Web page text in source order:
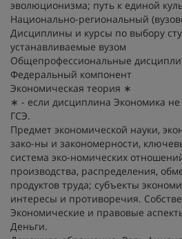
эволюционизма; путь к единой
Национально-региональный
Дисциплины и курсы по выбору
устанавливаемые вузом
Общепрофессиональные
Федеральный компонент
Экономическая теория ∗
∗ - если дисциплина Экономика
ГСЭ.
Предмет экономической науки,
зако-ны и закономерности,
система эко-номических
производства, распределения,
продуктов труда; субъекты
интересы и противоречия.
Экономические и правовые
Деньги.